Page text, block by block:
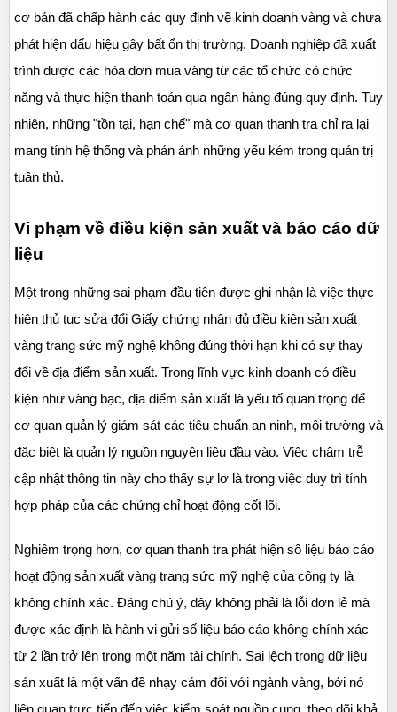
cơ bản đã chấp hành các quy định về kinh doanh vàng và chưa
phát hiện dấu hiệu gây bất ổn thị trường. Doanh nghiệp đã xuất
trình được các hóa đơn mua vàng từ các tổ chức có chức
năng và thực hiện thanh toán qua ngân hàng đúng quy định. Tuy
nhiên, những "tồn tại, hạn chế" mà cơ quan thanh tra chỉ ra lại
mang tính hệ thống và phản ánh những yếu kém trong quản trị
tuân thủ.
Vi phạm về điều kiện sản xuất và báo cáo dữ
liệu
Một trong những sai phạm đầu tiên được ghi nhận là việc thực
hiện thủ tục sửa đổi Giấy chứng nhận đủ điều kiện sản xuất
vàng trang sức mỹ nghệ không đúng thời hạn khi có sự thay
đổi về địa điểm sản xuất. Trong lĩnh vực kinh doanh có điều
kiện như vàng bạc, địa điểm sản xuất là yếu tố quan trọng để
cơ quan quản lý giám sát các tiêu chuẩn an ninh, môi trường và
đặc biệt là quản lý nguồn nguyên liệu đầu vào. Việc chậm trễ
cập nhật thông tin này cho thấy sự lơ là trong việc duy trì tính
hợp pháp của các chứng chỉ hoạt động cốt lõi.
Nghiêm trọng hơn, cơ quan thanh tra phát hiện số liệu báo cáo
hoạt động sản xuất vàng trang sức mỹ nghệ của công ty là
không chính xác. Đáng chú ý, đây không phải là lỗi đơn lẻ mà
được xác định là hành vi gửi số liệu báo cáo không chính xác
từ 2 lần trở lên trong một năm tài chính. Sai lệch trong dữ liệu
sản xuất là một vấn đề nhạy cảm đối với ngành vàng, bởi nó